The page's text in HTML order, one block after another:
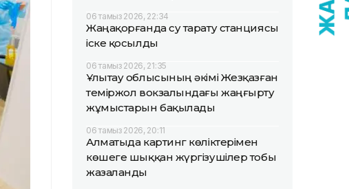
06 тамыз 2026, 22:34
Жаңақорғанда су тарату станциясы
іске қосылды
06 тамыз 2026, 21:35
Ұлытау облысының әкімі Жезқазған
теміржол вокзалындағы жаңғырту
жұмыстарын бақылады
06 тамыз 2026, 20:11
Алматыда картинг көліктерімен
көшеге шыққан жүргізушілер тобы
жазаланды